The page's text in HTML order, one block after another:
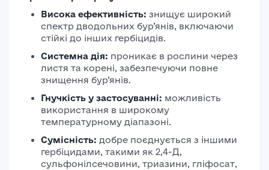
Висока ефективність: знищує широкий
спектр дводольних бур’янів, включаючи
стійкі до інших гербіцидів.
Системна дія: проникає в рослини через
листя та корені, забезпечуючи повне
знищення бур’янів.
Гнучкість у застосуванні: можливість
використання в широкому
температурному діапазоні.
Сумісність: добре поєднується з іншими
гербіцидами, такими як 2,4-Д,
сульфонілсечовини, триазини, гліфосат,